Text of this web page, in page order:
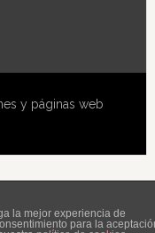
y páginas web
la mejor experiencia de
para la